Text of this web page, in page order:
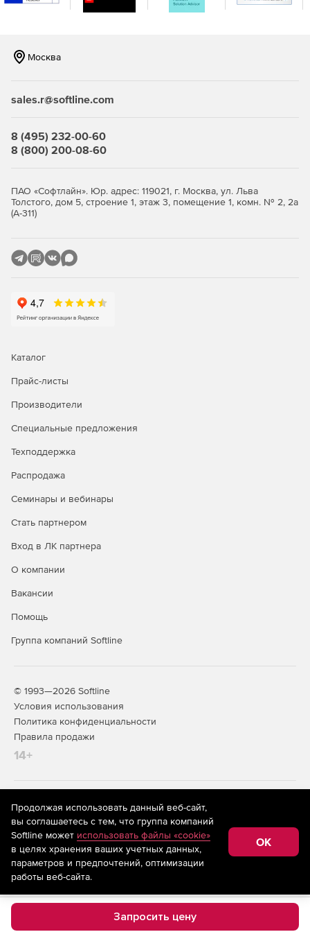
интеграцию.
Запросить цену
Москва
sales.r@softline.com
8 (495) 232-00-60
8 (800) 200-08-60
ПАО «Софтлайн». Юр. адрес: 119021, г. Москва, ул. Льва
Толстого, дом 5, строение 1, этаж 3, помещение 1, комн. № 2, 2а
(А-311)
Каталог
Прайс-листы
Производители
Специальные предложения
Техподдержка
Распродажа
Семинары и вебинары
Стать партнером
Вход в ЛК партнера
О компании
Вакансии
Помощь
Группа компаний Softline
© 1993—2026 Softline
Условия использования
Политика конфиденциальности
Правила продажи
14+
На информационном ресурсе store.softline.ru применяются
рекомендательные технологии
(информационные технологии
предоставления информации на основе сбора,
систематизации и анализа сведений, относящихся к
предпочтениям пользователей сети «Интернет»,
находящихся на территории Российской Федерации)
Продолжая использовать данный веб-сайт,
вы соглашаетесь с тем, что группа компаний
Softline может использовать файлы «cookie»
в целях хранения ваших учетных данных,
параметров и предпочтений, оптимизации
работы веб-сайта.
OK